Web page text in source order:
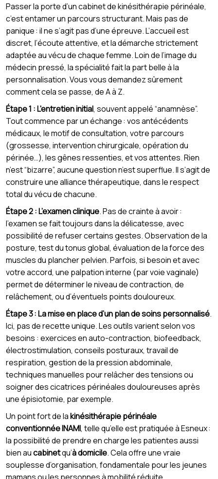
Passer la porte d’un cabinet de kinésithérapie périnéale,
c’est entamer un parcours structurant. Mais pas de
panique : il ne s’agit pas d’une épreuve. L’accueil est
discret, l’écoute attentive, et la démarche strictement
adaptée au vécu de chaque femme. Loin de l’image du
médecin pressé, la spécialité fait la part belle à la
personnalisation. Vous vous demandez sûrement
comment cela se passe, de A à Z.
Étape 1 : L'entretien initial, souvent appelé “anamnèse”.
Tout commence par un échange : vos antécédents
médicaux, le motif de consultation, votre parcours
(grossesse, intervention chirurgicale, opération du
périnée…), les gênes ressenties, et vos attentes. Rien
n’est “bizarre”, aucune question n’est superflue. Il s’agit de
construire une alliance thérapeutique, dans le respect
total du vécu de chacune.
Étape 2 : L’examen clinique. Pas de crainte à avoir :
l’examen se fait toujours dans la délicatesse, avec
possibilité de refuser certains gestes. Observation de la
posture, test du tonus global, évaluation de la force des
muscles du plancher pelvien. Parfois, si besoin et avec
votre accord, une palpation interne (par voie vaginale)
permet de déterminer le niveau de contraction, de
relâchement, ou d’éventuels points douloureux.
Étape 3 : La mise en place d’un plan de soins personnalisé.
Ici, pas de recette unique. Les outils varient selon vos
besoins : exercices en auto-contraction, biofeedback,
électrostimulation, conseils posturaux, travail de
respiration, gestion de la pression abdominale,
techniques manuelles pour relâcher des tensions ou
soigner des cicatrices périnéales douloureuses après
une épisiotomie, par exemple.
Un point fort de lakinésithérapie périnéale
conventionnée INAMI, telle qu’elle est pratiquée à Esneux :
la possibilité de prendre en charge les patientes aussi
bien aucabinetqu’à domicile. Cela offre une vraie
souplesse d’organisation, fondamentale pour les jeunes